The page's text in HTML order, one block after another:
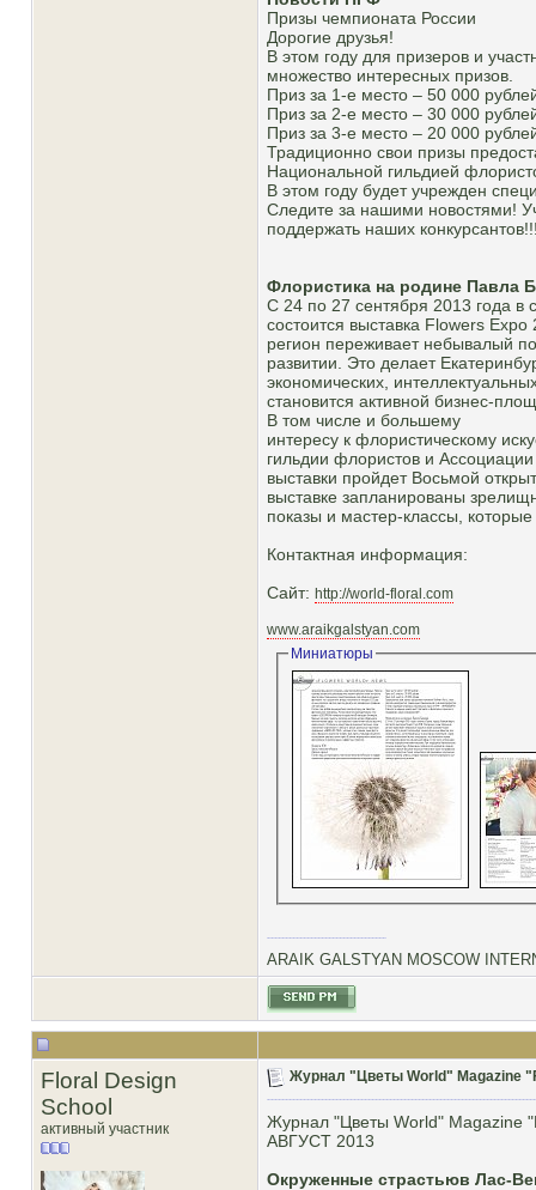
Призы чемпионата России
Дорогие друзья!
В этом году для призеров и
множество интересных призов.
Приз за 1-е место – 50 000
Приз за 2-е место – 30 000
Приз за 3-е место – 20 000
Традиционно свои призы
Национальной гильдией
В этом году будет учрежден
Следите за нашими новостями!
поддержать наших
Флористика на родине Павла
С 24 по 27 сентября 2013 года в
состоится выставка Flowers
регион переживает небывалый
развитии. Это делает
экономических,
становится активной бизнес-
В том числе и большему
интересу к флористическому
гильдии флористов и
выставки пройдет Восьмой
выставке запланированы
показы и мастер-классы,
Контактная информация:
Сайт: http://world-floral.com
www.araikgalstyan.com
Миниатюры
ARAIK GALSTYAN MOSCOW
Floral Design
School
активный участник
Журнал "Цветы World" Magazine
Журнал "Цветы World" Magazine
АВГУСТ 2013
Окруженные страстьюв Лас-